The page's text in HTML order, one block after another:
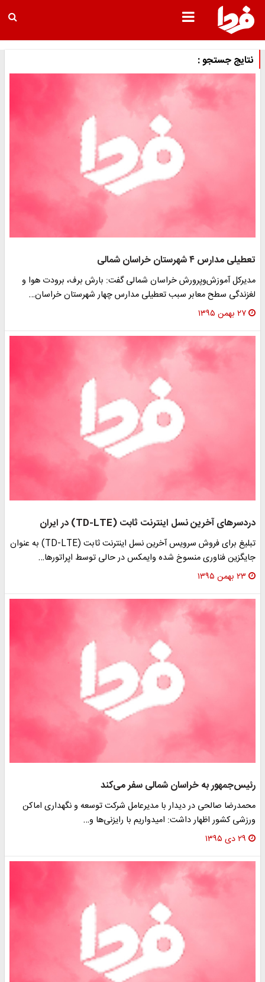
نتایج جستجو :
تعطیلی مدارس ۴ شهرستان خراسان شمالی
مدیرکل آموزش‌وپرورش خراسان شمالی گفت: بارش برف، برودت هوا و
لغزندگی سطح معابر سبب تعطیلی مدارس چهار شهرستان خراسان…
۲۷ بهمن ۱۳۹۵
دردسرهای آخرین نسل اینترنت ثابت (TD-LTE) در ایران
تبلیغ برای فروش سرویس آخرین نسل اینترنت ثابت (TD-LTE) به عنوان
جایگزین فناوری منسوخ شده وایمکس در حالی توسط اپراتورها…
۲۳ بهمن ۱۳۹۵
رئیس‌جمهور به خراسان شمالی سفر می‌کند
محمدرضا صالحی در دیدار با مدیرعامل شرکت توسعه و نگهداری اماکن
ورزشی کشور اظهار داشت: امیدواریم با رایزنی‌ها و…
۲۹ دی ۱۳۹۵